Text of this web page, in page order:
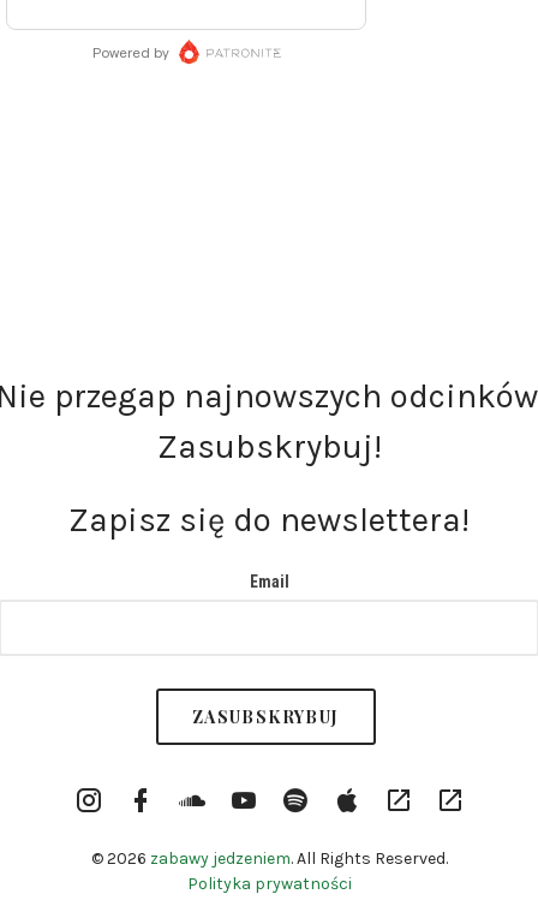
przegap najnowszych
Zasubskrybuj!
Zapisz się do newslettera!
Email
Instargram
Profile
Soundcloud
YouTube
Channel
Spotify itunes RSS
© 2026 zabawy jedzeniem. All Rights Reserved.
Polityka prywatności